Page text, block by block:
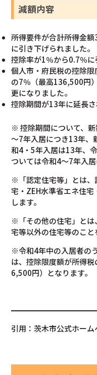
減額内容
所得要件が合計所得金
に引き下げられました。
控除率が1％から0.7％に
個人市・府民税の控除
の7％（最高136,500円
更になりました。
控除期間が13年に延長さ
※ 控除期間について、
～7年入居につき13年、
和4・5年入居は13年、
ついては令和4～7年入
※「認定住宅等」とは、
宅・ZEH水準省エネ住
します。
※「その他の住宅」とは
宅等以外の住宅等のこと
※令和4年中の入居者の
は、控除限度額が所得
6,500円）となります。
引用：茨木市公式ホーム